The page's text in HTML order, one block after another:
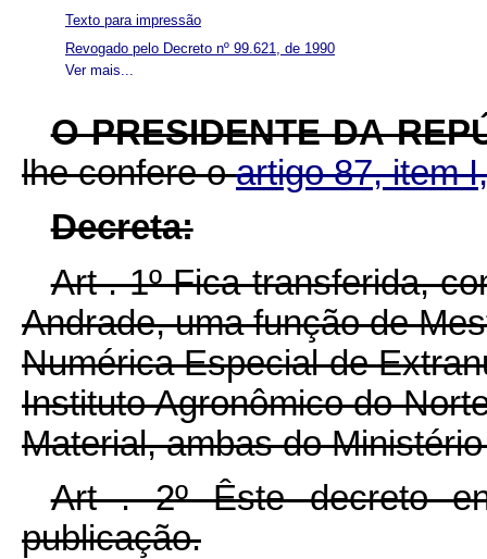
Ver mais...
Texto para impressão
Revogado pelo Decreto nº 99.621, de 1990
O PRESIDENTE DA
lhe confere oartigo 87, item
Decreta:
Art . 1º Fica transferida,
Andrade, uma função de
Numérica Especial de
Instituto Agronômico do
Material, ambas do
Art . 2º Êste decreto
publicação.